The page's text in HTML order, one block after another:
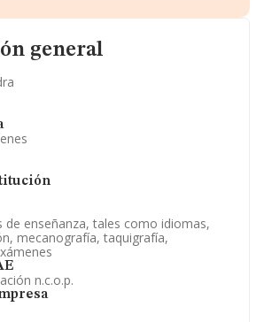
general
de enseñanza, tales como idiomas,
mecanografía, taquigrafía,
n.c.o.p.
y registral complementaria.